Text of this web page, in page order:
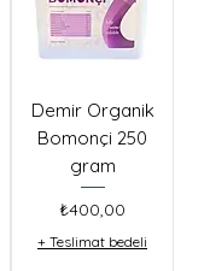
Demir Organik
Bomonçi 250
gram
Fiyat
₺400,00
+ Teslimat bedeli